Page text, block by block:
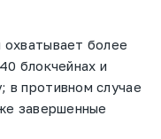
более
блокчейнах и
в противном случае
завершенные